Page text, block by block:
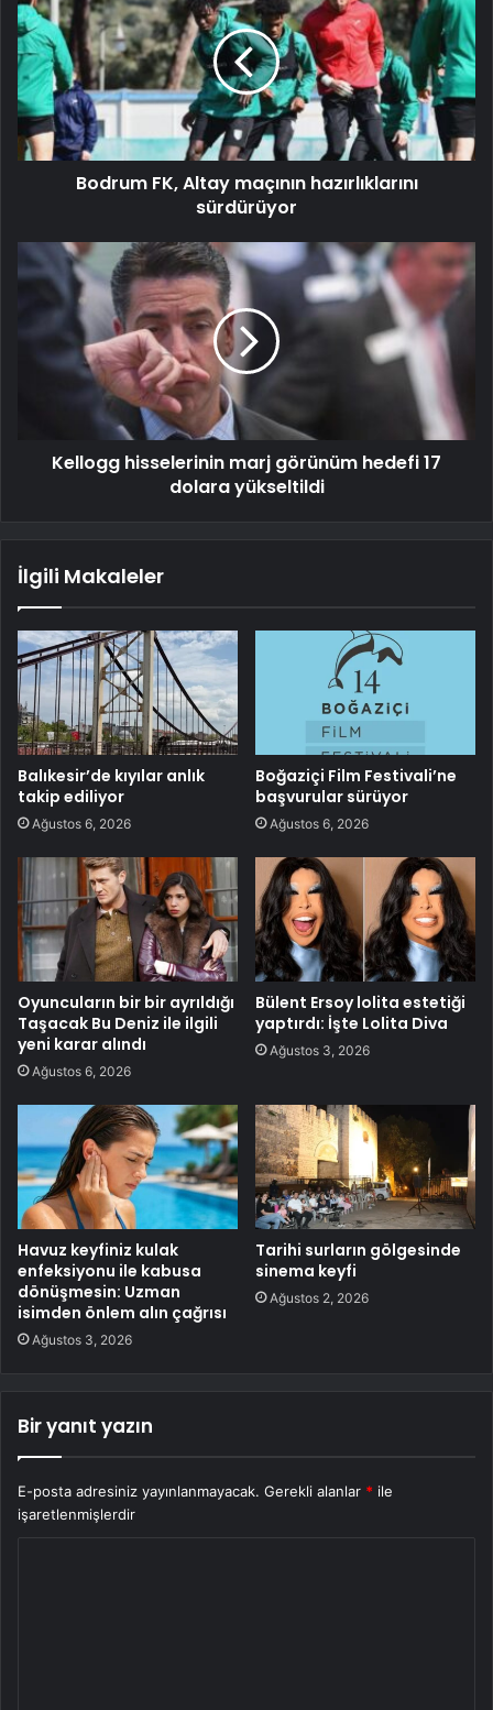
Bodrum FK, Altay maçının hazırlıklarını
sürdürüyor
Kellogg hisselerinin marj görünüm hedefi 17
dolara yükseltildi
İlgili Makaleler
Balıkesir’de kıyılar anlık
takip ediliyor
Ağustos 6, 2026
Boğaziçi Film Festivali’ne
başvurular sürüyor
Ağustos 6, 2026
Oyuncuların bir bir ayrıldığı
Taşacak Bu Deniz ile ilgili
yeni karar alındı
Ağustos 6, 2026
Bülent Ersoy lolita estetiği
yaptırdı: İşte Lolita Diva
Ağustos 3, 2026
Havuz keyfiniz kulak
enfeksiyonu ile kabusa
dönüşmesin: Uzman
isimden önlem alın çağrısı
Ağustos 3, 2026
Tarihi surların gölgesinde
sinema keyfi
Ağustos 2, 2026
Bir yanıt yazın
E-posta adresiniz yayınlanmayacak. Gerekli alanlar * ile
işaretlenmişlerdir